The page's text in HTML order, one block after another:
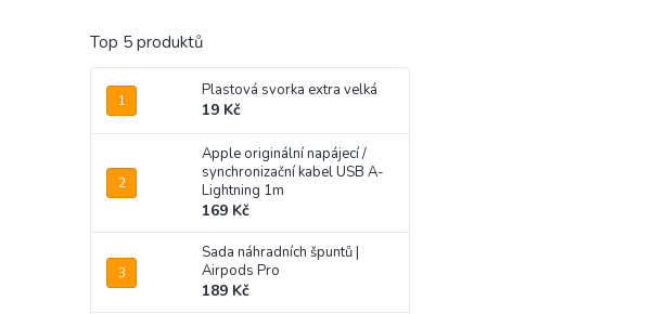
Top 5 produktů
Plastová svorka extra velká
19 Kč
Apple originální napájecí /
synchronizační kabel USB A-
Lightning 1m
169 Kč
Sada náhradních špuntů |
Airpods Pro
189 Kč